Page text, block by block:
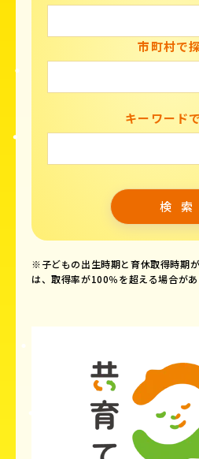
市町村で
キーワード
※子どもの出生時期と育休取得時期
は、取得率が100％を超える場合があ